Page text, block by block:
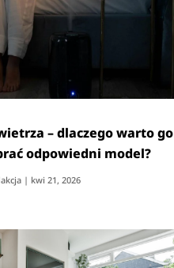
– dlaczego warto go
odpowiedni model?
| kwi 21, 2026